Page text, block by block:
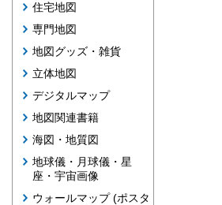
住宅地図
専門地図
地図グッズ・雑貨
立体地図
デジタルマップ
地図関連書籍
海図・地質図
地球儀・月球儀・星
座・宇宙画像
ウォールマップ (ポスタ